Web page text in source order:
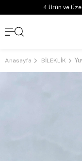
4 Ürün ve
Anasayfa BİLEKLİK